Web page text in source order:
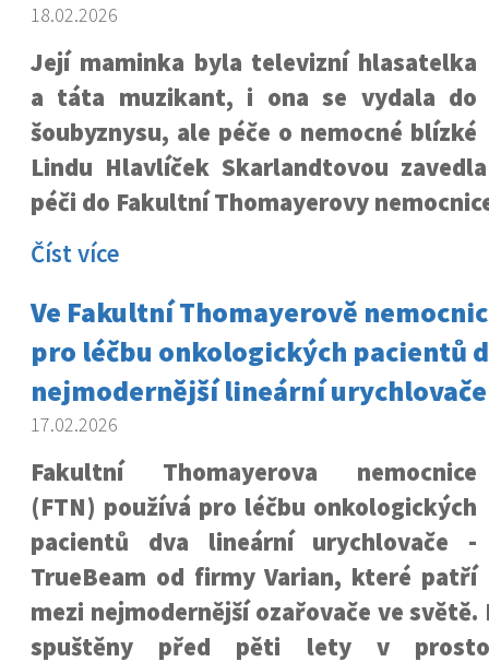
18.02.2026
Její maminka byla televizní hlasatelka
a táta muzikant, i ona se vydala do
šoubyznysu, ale péče o nemocné blízké
Lindu Hlavlíček Skarlandtovou
péči do Fakultní Thomayerovy
Číst více
Ve Fakultní Thomayerově
pro léčbu onkologických pacientů
nejmodernější lineární
17.02.2026
Fakultní Thomayerova nemocnice
(FTN) používá pro léčbu onkologických
pacientů dva lineární urychlovače -
TrueBeam od firmy Varian, které patří
mezi nejmodernější ozařovače ve
spuštěny před pěti lety v